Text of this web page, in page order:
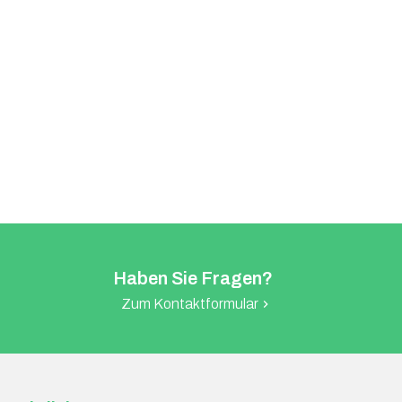
Haben Sie Fragen?
Zum Kontaktformular chevron_right